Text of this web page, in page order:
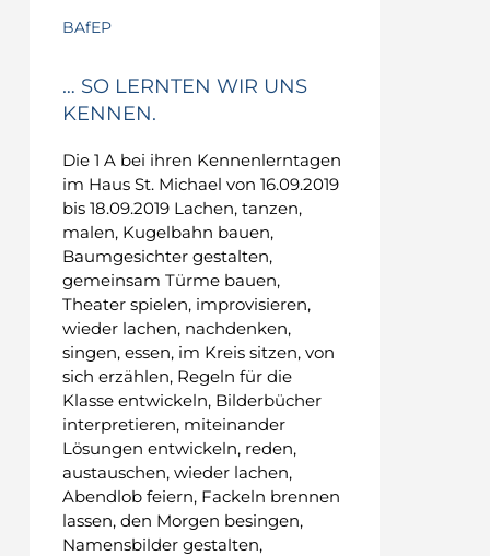
BAfEP
… SO LERNTEN WIR UNS
KENNEN.
Die 1 A bei ihren Kennenlerntagen
im Haus St. Michael von 16.09.2019
bis 18.09.2019 Lachen, tanzen,
malen, Kugelbahn bauen,
Baumgesichter gestalten,
gemeinsam Türme bauen,
Theater spielen, improvisieren,
wieder lachen, nachdenken,
singen, essen, im Kreis sitzen, von
sich erzählen, Regeln für die
Klasse entwickeln, Bilderbücher
interpretieren, miteinander
Lösungen entwickeln, reden,
austauschen, wieder lachen,
Abendlob feiern, Fackeln brennen
lassen, den Morgen besingen,
Namensbilder gestalten,